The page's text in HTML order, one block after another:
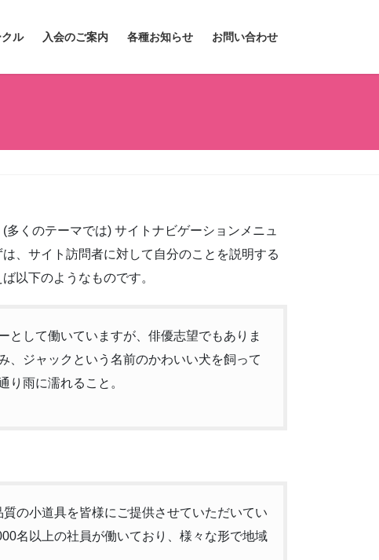
ル 入会のご案内 各種お知らせ お問い合わせ
くのテーマでは) サイトナビゲーションメニュ
、サイト訪問者に対して自分のことを説明する
以下のようなものです。
として働いていますが、俳優志望でもありま
、ジャックという名前のかわいい犬を飼って
り雨に濡れること。
の小道具を皆様にご提供させていただいてい
名以上の社員が働いており、様々な形で地域